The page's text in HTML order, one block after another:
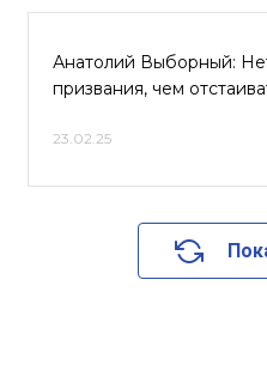
Анатолий Выборный:
призвания, чем
23.02.25